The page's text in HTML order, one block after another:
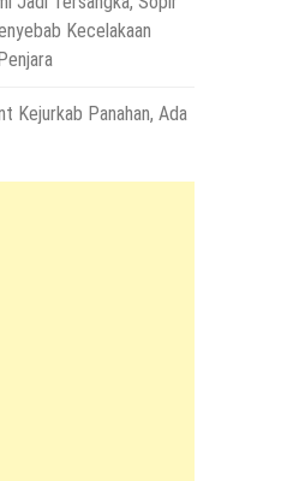
Kecelakaan
Kejurkab Panahan, Ada